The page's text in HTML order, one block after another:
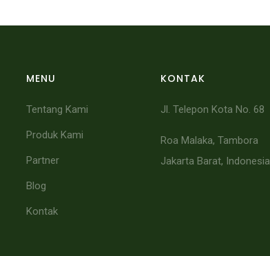
MENU
Tentang Kami
Produk Kami
Partner
Blog
Kontak
KONTAK
Jl. Telepon Kota No. 68
Roa Malaka, Tambora
Jakarta Barat, Indonesia